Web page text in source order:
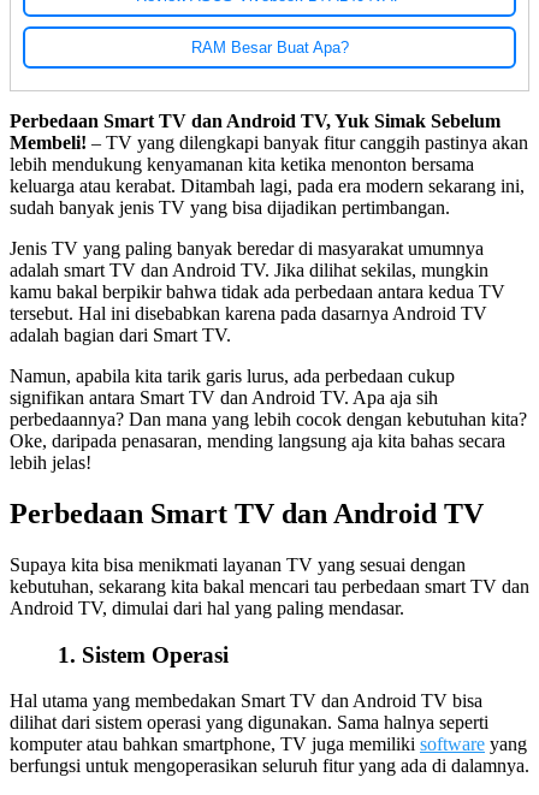
RAM Besar Buat Apa?
Perbedaan Smart TV dan Android TV, Yuk Simak Sebelum
Membeli! – TV yang dilengkapi banyak fitur canggih pastinya akan
lebih mendukung kenyamanan kita ketika menonton bersama
keluarga atau kerabat. Ditambah lagi, pada era modern sekarang ini,
sudah banyak jenis TV yang bisa dijadikan pertimbangan.
Jenis TV yang paling banyak beredar di masyarakat umumnya
adalah smart TV dan Android TV. Jika dilihat sekilas, mungkin
kamu bakal berpikir bahwa tidak ada perbedaan antara kedua TV
tersebut. Hal ini disebabkan karena pada dasarnya Android TV
adalah bagian dari Smart TV.
Namun, apabila kita tarik garis lurus, ada perbedaan cukup
signifikan antara Smart TV dan Android TV. Apa aja sih
perbedaannya? Dan mana yang lebih cocok dengan kebutuhan kita?
Oke, daripada penasaran, mending langsung aja kita bahas secara
lebih jelas!
Perbedaan Smart TV dan Android TV
Supaya kita bisa menikmati layanan TV yang sesuai dengan
kebutuhan, sekarang kita bakal mencari tau perbedaan smart TV dan
Android TV, dimulai dari hal yang paling mendasar.
1. Sistem Operasi
Hal utama yang membedakan Smart TV dan Android TV bisa
dilihat dari sistem operasi yang digunakan. Sama halnya seperti
komputer atau bahkan smartphone, TV juga memiliki software yang
berfungsi untuk mengoperasikan seluruh fitur yang ada di dalamnya.